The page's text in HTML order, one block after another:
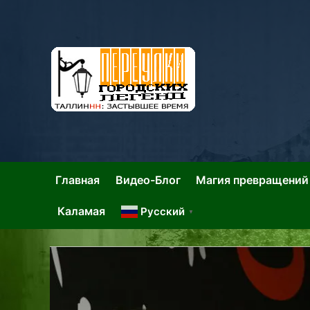
Главная Видео-Блог Магия превращений
Каламая Русский ▼